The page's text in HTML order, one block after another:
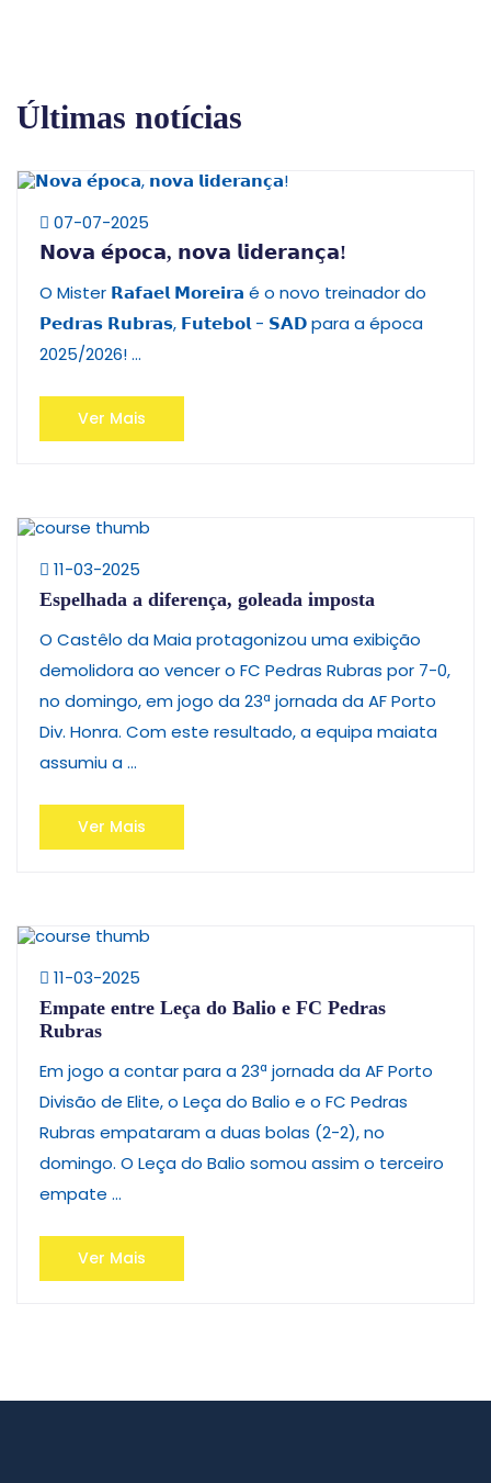
Últimas notícias
07-07-2025
𝗡𝗼𝘃𝗮 𝗲́𝗽𝗼𝗰𝗮, 𝗻𝗼𝘃𝗮 𝗹𝗶𝗱𝗲𝗿𝗮𝗻𝗰̧𝗮!
O Mister 𝗥𝗮𝗳𝗮𝗲𝗹 𝗠𝗼𝗿𝗲𝗶𝗿𝗮 é o novo treinador do
𝗣𝗲𝗱𝗿𝗮𝘀 𝗥𝘂𝗯𝗿𝗮𝘀, 𝗙𝘂𝘁𝗲𝗯𝗼𝗹 - 𝗦𝗔𝗗 para a época
2025/2026! ...
Ver Mais
11-03-2025
Espelhada a diferença, goleada imposta
O Castêlo da Maia protagonizou uma exibição
demolidora ao vencer o FC Pedras Rubras por 7-0,
no domingo, em jogo da 23ª jornada da AF Porto
Div. Honra. Com este resultado, a equipa maiata
assumiu a ...
Ver Mais
11-03-2025
Empate entre Leça do Balio e FC Pedras
Rubras
Em jogo a contar para a 23ª jornada da AF Porto
Divisão de Elite, o Leça do Balio e o FC Pedras
Rubras empataram a duas bolas (2-2), no
domingo. O Leça do Balio somou assim o terceiro
empate ...
Ver Mais